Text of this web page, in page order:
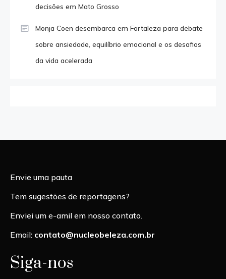
decisões em Mato Grosso
Monja Coen desembarca em Fortaleza para debate
sobre ansiedade, equilíbrio emocional e os desafios
da vida acelerada
Envie uma pauta
Tem sugestões de reportagens?
Enviei um e-amil em nosso contato.
Email: contato@nucleobeleza.com.br
Siga-nos